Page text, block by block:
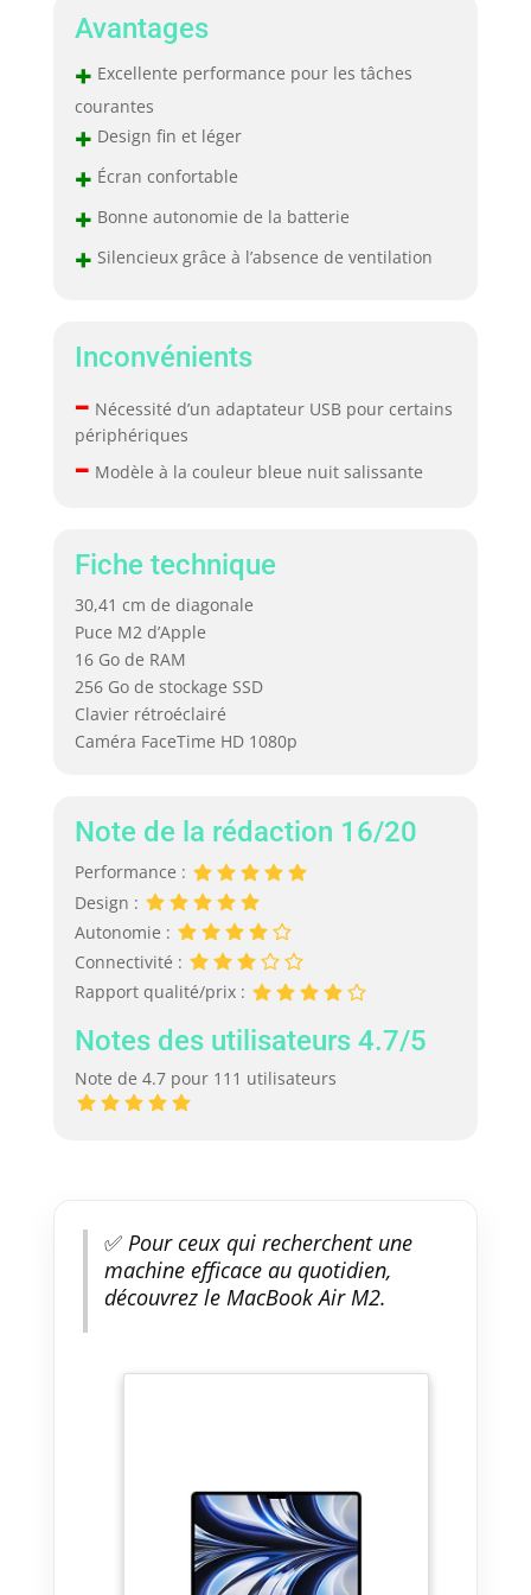
COMPATIBLE,
vitesse de la
lumière, y compris
APPLECARE
INCLUSE – Chaque
d’une garantie
technique
Avantages
+ Excellente performance pour les tâches
courantes
+ Design fin et léger
+ Écran confortable
+ Bonne autonomie de la batterie
+ Silencieux grâce à l’absence de ventilation
Inconvénients
– Nécessité d’un adaptateur USB pour certains
périphériques
– Modèle à la couleur bleue nuit salissante
Fiche technique
30,41 cm de diagonale
Puce M2 d’Apple
16 Go de RAM
256 Go de stockage SSD
Clavier rétroéclairé
Caméra FaceTime HD 1080p
Note de la rédaction 16/20
Performance :
Design :
Autonomie :
Connectivité :
Rapport qualité/prix :
Notes des utilisateurs 4.7/5
Note de 4.7 pour 111 utilisateurs
✅Pour ceux qui recherchent une
machine efficace au quotidien,
découvrez le MacBook Air M2.